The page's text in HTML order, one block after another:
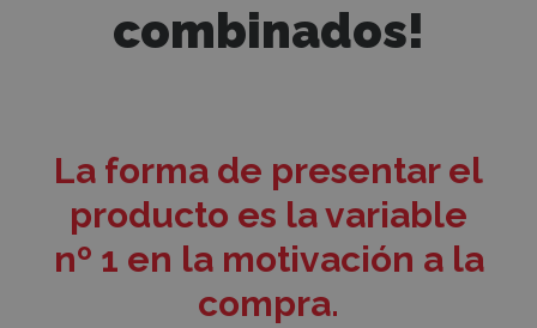
combinados!
La forma de presentar el
producto es la variable
nº 1 en la motivación a la
compra.